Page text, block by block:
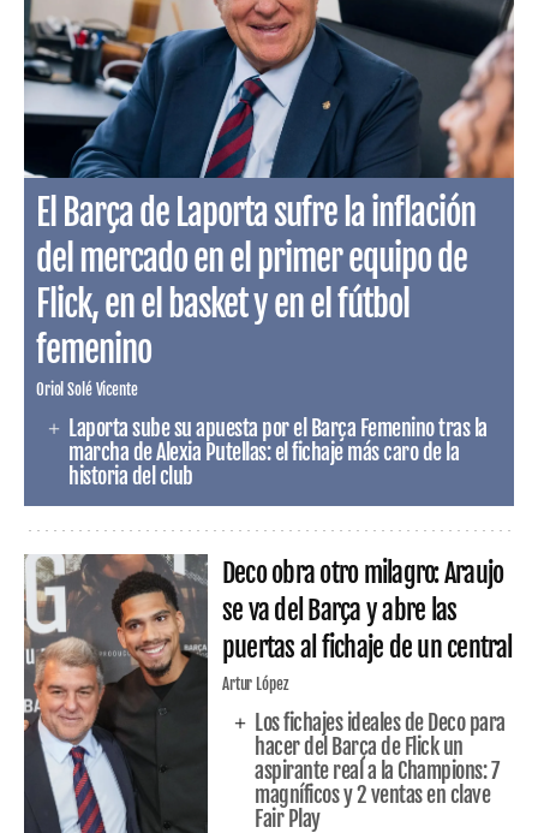
El Barça de Laporta sufre la inflación
del mercado en el primer equipo de
Flick, en el basket y en el fútbol
femenino
Oriol Solé Vicente
Laporta sube su apuesta por el Barça Femenino tras la
marcha de Alexia Putellas: el fichaje más caro de la
historia del club
Deco obra otro milagro: Araujo
se va del Barça y abre las
puertas al fichaje de un central
Artur López
Los fichajes ideales de Deco para
hacer del Barça de Flick un
aspirante real a la Champions: 7
magníficos y 2 ventas en clave
Fair Play